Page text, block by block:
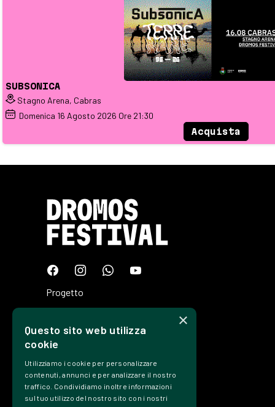
SUBSONICA
Stagno Arena, Cabras
Domenica 16 Agosto 2026 Ore 21:30
Acquista
Progetto
Tickets
Precedenti
Contatti
×
Questo sito web utilizza
cookie
Utilizziamo i cookie per personalizzare
contenuti, annunci e per analizzare il nostro
traffico. Condividiamo inoltre informazioni
sul tuo utilizzo del nostro sito con i nostri